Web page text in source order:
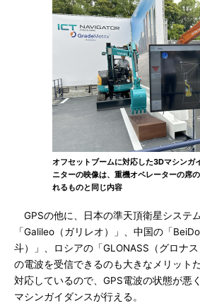
オフセットブームに対応した3Dマシンガ
ニターの映像は、重機オペレーターの席
れるものと同じ内容
GPSの他に、日本の準天頂衛星システ
「Galileo（ガリレオ）」、中国の「
斗）」、ロシアの「GLONASS（グロナ
の電波を受信できるのも大きなメリット
対応しているので、GPS電波の状態が悪
マシンガイダンスが行える。